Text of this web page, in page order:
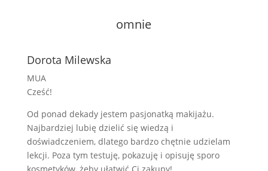
omnie
Dorota Milewska
MUA
Cześć!
Od ponad dekady jestem pasjonatką makijażu.
Najbardziej lubię dzielić się wiedzą i
doświadczeniem, dlatego bardzo chętnie udzielam
lekcji. Poza tym testuję, pokazuję i opisuję sporo